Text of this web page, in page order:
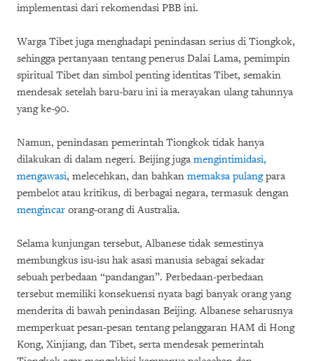
implementasi dari rekomendasi PBB ini.
Warga Tibet juga menghadapi penindasan serius di Tiongkok,
sehingga pertanyaan tentang penerus Dalai Lama, pemimpin
spiritual Tibet dan simbol penting identitas Tibet, semakin
mendesak setelah baru-baru ini ia merayakan ulang tahunnya
yang ke-90.
Namun, penindasan pemerintah Tiongkok tidak hanya
dilakukan di dalam negeri. Beijing juga mengintimidasi,
mengawasi, melecehkan, dan bahkan memaksa pulangpara
pembelot atau kritikus, di berbagai negara, termasuk dengan
mengincar orang-orang di Australia.
Selama kunjungan tersebut, Albanese tidak semestinya
membungkus isu-isu hak asasi manusia sebagai sekadar
sebuah perbedaan “pandangan”. Perbedaan-perbedaan
tersebut memiliki konsekuensi nyata bagi banyak orang yang
menderita di bawah penindasan Beijing. Albanese seharusnya
memperkuat pesan-pesan tentang pelanggaran HAM di Hong
Kong, Xinjiang, dan Tibet, serta mendesak pemerintah